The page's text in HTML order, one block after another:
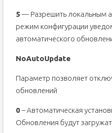
5 — Разрешить локальным
режим конфигурации
автоматического
NoAutoUpdate
Параметр позволяет
обновлений
0– Автоматическая
Обновления будут